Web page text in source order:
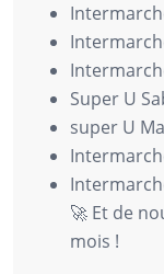
Super U
super U
🚀 Et de
mois !